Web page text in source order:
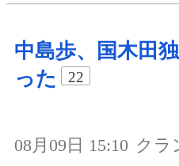
中島歩、国木田
った
22
08月09日 15:10 クラ